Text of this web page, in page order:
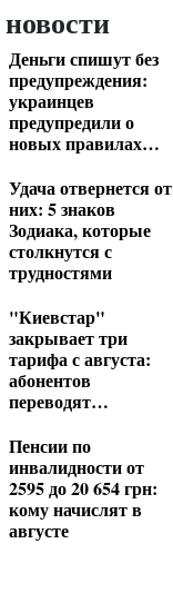
Деньги спишут без
предупреждения:
украинцев
предупредили о
новых правилах
Удача отвернется от
них: 5 знаков
Зодиака, которые
столкнутся с
трудностями
"Киевстар"
закрывает три
тарифа с августа:
абонентов
переводят
Пенсии по
инвалидности от
2595 до 20 654 грн:
кому начислят в
августе